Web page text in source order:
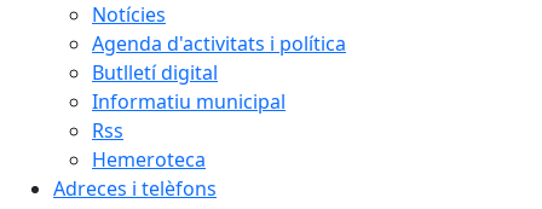
Notícies
Agenda d'activitats i política
Butlletí digital
Informatiu municipal
Rss
Hemeroteca
Adreces i telèfons